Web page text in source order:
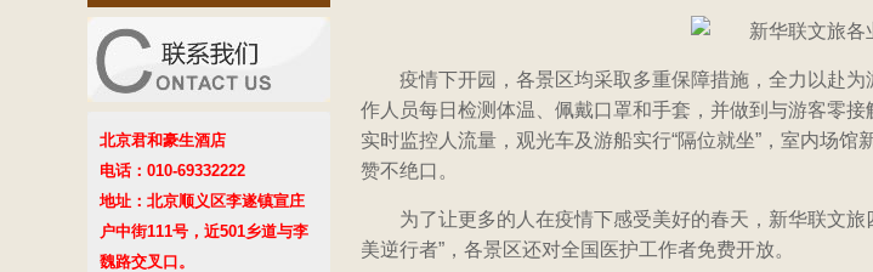
北京君和豪生酒店
电话：010-69332222
地址：北京顺义区李遂镇宣庄
户中街111号，近501乡道与李
魏路交叉口。
疫情下开园，各景区均采取多重保障措施，全力以赴
作人员每日检测体温、佩戴口罩和手套，并做到与游客零
实时监控人流量，观光车及游船实行“隔位就坐”，室内场
赞不绝口。
为了让更多的人在疫情下感受美好的春天，新华联文
美逆行者”，各景区还对全国医护工作者免费开放。